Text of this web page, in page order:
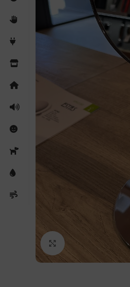
Clicca per ingrandire